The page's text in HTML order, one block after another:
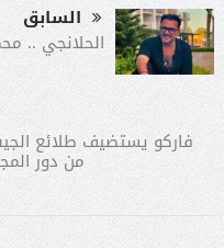
السابق
الحلانجي ..
فاركو يستضيف طلائع
من دور